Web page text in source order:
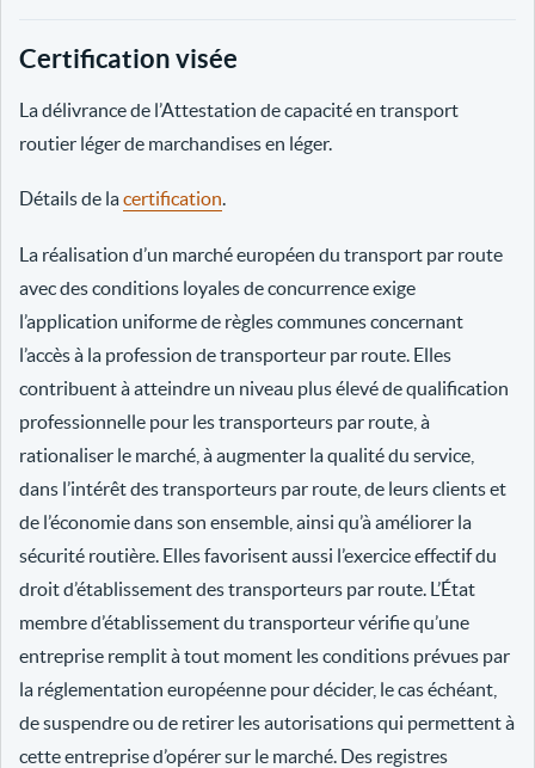
Certification visée
La délivrance de l’Attestation de capacité en transport
routier léger de marchandises en léger.
Détails de lacertification.
La réalisation d’un marché européen du transport par route
avec des conditions loyales de concurrence exige
l’application uniforme de règles communes concernant
l’accès à la profession de transporteur par route. Elles
contribuent à atteindre un niveau plus élevé de qualification
professionnelle pour les transporteurs par route, à
rationaliser le marché, à augmenter la qualité du service,
dans l’intérêt des transporteurs par route, de leurs clients et
de l’économie dans son ensemble, ainsi qu’à améliorer la
sécurité routière. Elles favorisent aussi l’exercice effectif du
droit d’établissement des transporteurs par route. L’État
membre d’établissement du transporteur vérifie qu’une
entreprise remplit à tout moment les conditions prévues par
la réglementation européenne pour décider, le cas échéant,
de suspendre ou de retirer les autorisations qui permettent à
cette entreprise d’opérer sur le marché. Des registres